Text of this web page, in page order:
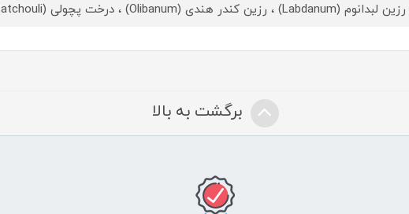
رزین لبدانوم (Labdanum) ، رزین کندر هندی (Olibanum) ، درخت پچولی (Patchouli) ، چوب صندل (Sandalwood)
برگشت به بالا